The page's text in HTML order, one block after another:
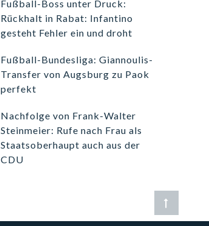
Fußball-Boss unter Druck:
Rückhalt in Rabat: Infantino
gesteht Fehler ein und droht
Fußball-Bundesliga: Giannoulis-
Transfer von Augsburg zu Paok
perfekt
Nachfolge von Frank-Walter
Steinmeier: Rufe nach Frau als
Staatsoberhaupt auch aus der
CDU